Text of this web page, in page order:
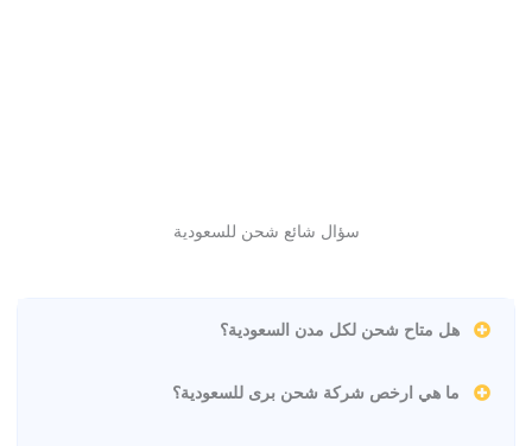
سؤال شائع شحن للسعودية
هل متاح شحن لكل مدن السعودية؟
ما هي ارخص شركة شحن برى للسعودية؟